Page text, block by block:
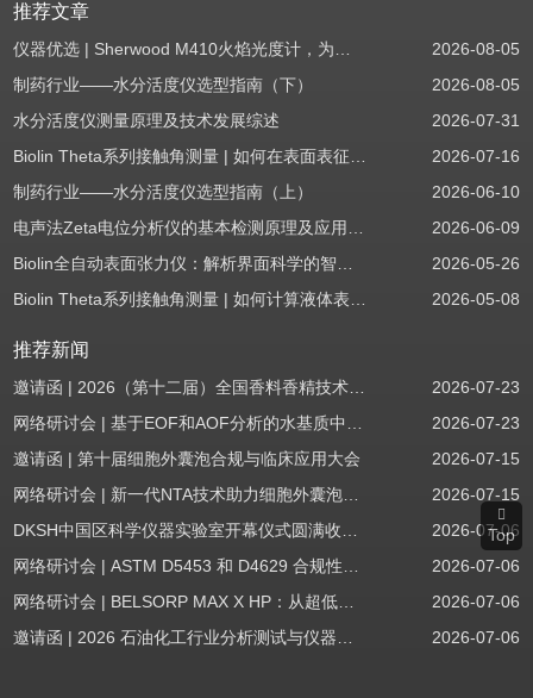
推荐文章
仪器优选 | Sherwood M410火焰光度计，为用户检测提供值得信赖的基准方案
2026-08-05
制药行业——水分活度仪选型指南（下）
2026-08-05
水分活度仪测量原理及技术发展综述
2026-07-31
Biolin Theta系列接触角测量 | 如何在表面表征应用中使用接触角：后退角
2026-07-16
制药行业——水分活度仪选型指南（上）
2026-06-10
电声法Zeta电位分析仪的基本检测原理及应用场景
2026-06-09
Biolin全自动表面张力仪：解析界面科学的智能之眼
2026-05-26
Biolin Theta系列接触角测量 | 如何计算液体表面张力分量
2026-05-08
推荐新闻
邀请函 | 2026（第十二届）全国香料香精技术交流年会
2026-07-23
网络研讨会 | 基于EOF和AOF分析的水基质中PFAS筛查
2026-07-23
邀请函 | 第十届细胞外囊泡合规与临床应用大会
2026-07-15
网络研讨会 | 新一代NTA技术助力细胞外囊泡质量评估与工艺开发
2026-07-15
DKSH中国区科学仪器实验室开幕仪式圆满收官！
2026-07-06
网络研讨会 | ASTM D5453 和 D4629 合规性：无需妥协
2026-07-06
网络研讨会 | BELSORP MAX X HP：从超低压物理吸附到高压吸附
2026-07-06
邀请函 | 2026 石油化工行业分析测试与仪器技术交流会（辽宁站）
2026-07-06
Top